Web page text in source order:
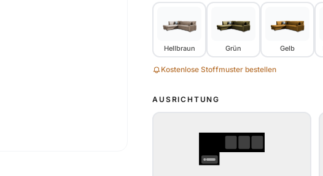
Hellbraun Grün Gelb
Kostenlose Stoffmuster bestellen
AUSRICHTUNG